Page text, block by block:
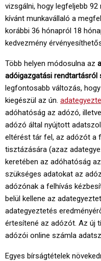
vizsgálni, hogy legfeljebb
kívánt munkavállaló a
korábbi 36 hónapról 18
kedvezmény
Több helyen módosulna az
adóigazgatási rendtartásról
legfontosabb változás,
kiegészül az ún.
adóhatóság az adózó,
adózó által nyújtott
eltérést tár fel, az adózót a
tisztázására (azaz
keretében az adóhatóság
szükséges adatokat az
adózónak a felhívás
belül kellene az
adategyeztetés
értesítené az adózót. Az új
adózói online számla
Egyes bírságtételek